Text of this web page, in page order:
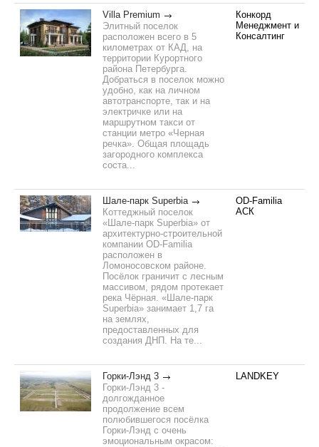
Villa Premium
Элитный поселок
расположен всего в 5
километрах от КАД, на
территории Курортного
района Петербурга.
Добраться в поселок можно
удобно, как на личном
автотранспорте, так и на
электричке или на
маршрутном такси от
станции метро «Черная
речка». Общая площадь
загородного комплекса
соста...
Конкорд
Менеджмент и
Консалтинг
Шале-парк Superbia
Коттеджный поселок
«Шале-парк Superbia» от
архитектурно-строительной
компании OD-Familia
расположен в
Ломоносовском районе.
Посёлок граничит с лесным
массивом, рядом протекает
река Чёрная. «Шале-парк
Superbia» занимает 1,7 га
на землях,
предоставленных для
создания ДНП. На те...
OD-Familia
АСК
Горки-Лэнд 3
Горки-Лэнд 3 -
долгожданное
продолжение всем
полюбившегося посёлка
Горки-Лэнд с очень
эмоциональным окрасом:
LANDKEY